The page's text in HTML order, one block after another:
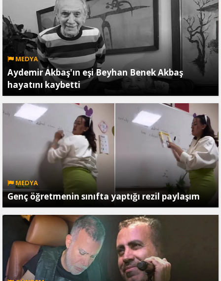
MEDYA
Aydemir Akbaş'ın eşi Beyhan Benek Akbaş
hayatını kaybetti
MEDYA
Genç öğretmenin sınıfta yaptığı rezil paylaşım